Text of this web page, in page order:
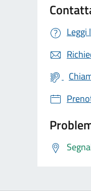
Leggi